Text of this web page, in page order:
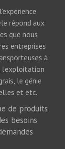
répond aux
que nous
entreprises
à
le génie
et etc.
de produits
besoins